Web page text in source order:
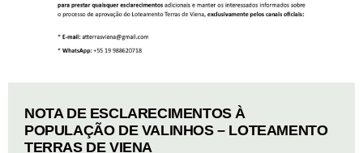
NOTA DE ESCLARECIMENTOS À
POPULAÇÃO DE VALINHOS – LOTEAMENTO
TERRAS DE VIENA